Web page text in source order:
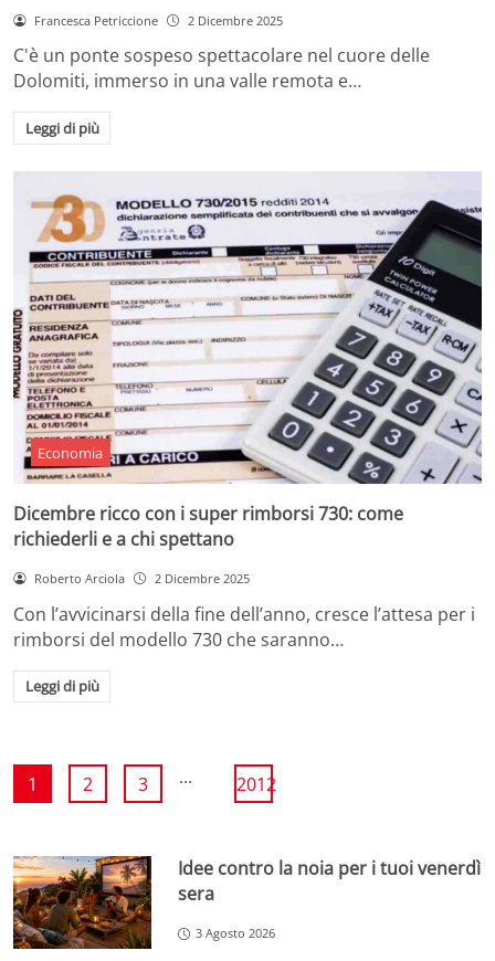
Francesca Petriccione 2 Dicembre 2025
C'è un ponte sospeso spettacolare nel cuore delle
Dolomiti, immerso in una valle remota e…
Leggi di più
Economia
Dicembre ricco con i super rimborsi 730: come
richiederli e a chi spettano
Roberto Arciola 2 Dicembre 2025
Con l’avvicinarsi della fine dell’anno, cresce l’attesa per i
rimborsi del modello 730 che saranno…
Leggi di più
1 2 3 ... 2012
Idee contro la noia per i tuoi venerdì
sera
3 Agosto 2026